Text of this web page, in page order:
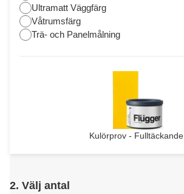
Ultramatt Väggfärg
Våtrumsfärg
Trä- och Panelmålning
Kulörprov - Fulltäckande
2. Välj antal